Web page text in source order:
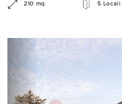
210 mq 5 Locali